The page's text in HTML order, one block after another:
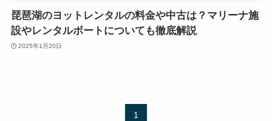
琵琶湖のヨットレンタルの料金や中古は？マリーナ施
設やレンタルボートについても徹底解説
2025年1月20日
1